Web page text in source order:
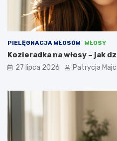
PIELĘGNACJA WŁOSÓW WŁOSY
Kozieradka na włosy – jak
27 lipca 2026 Patrycja